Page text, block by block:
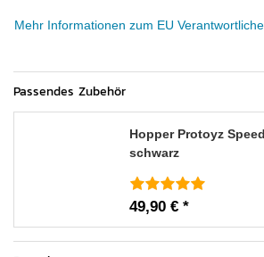
Mehr Informationen zum EU
Passendes Zubehör
Hopper Protoyz
schwarz
49,90 € *